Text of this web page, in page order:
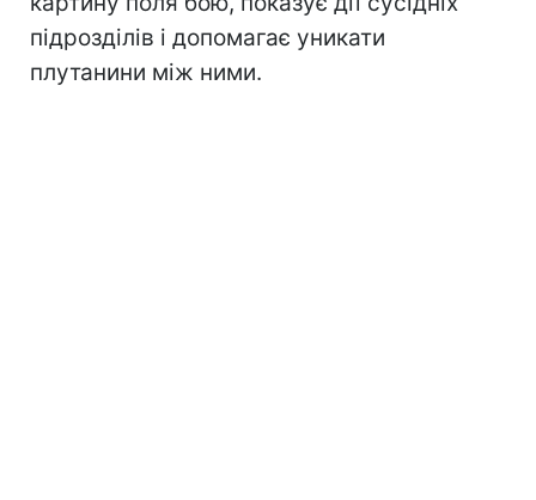
підрозділів і допомагає уникати
плутанини між ними.